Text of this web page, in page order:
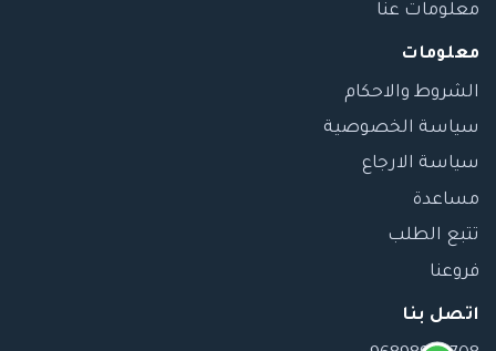
معلومات عنا
معلومات
الشروط والاحكام
سياسة الخصوصية
سياسة الارجاع
مساعدة
تتبع الطلب
فروعنا
اتصل بنا